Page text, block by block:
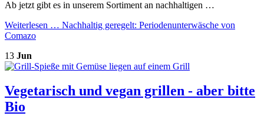
Ab jetzt gibt es in unserem Sortiment an nachhaltigen …
Weiterlesen … Nachhaltig geregelt: Periodenunterwäsche von
Comazo
13 Jun
Vegetarisch und vegan grillen - aber bitte
Bio